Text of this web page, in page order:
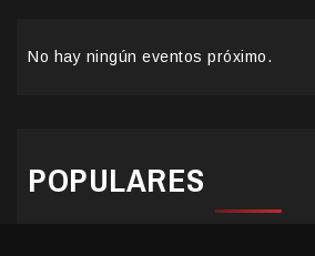
No hay ningún eventos próximo.
POPULARES